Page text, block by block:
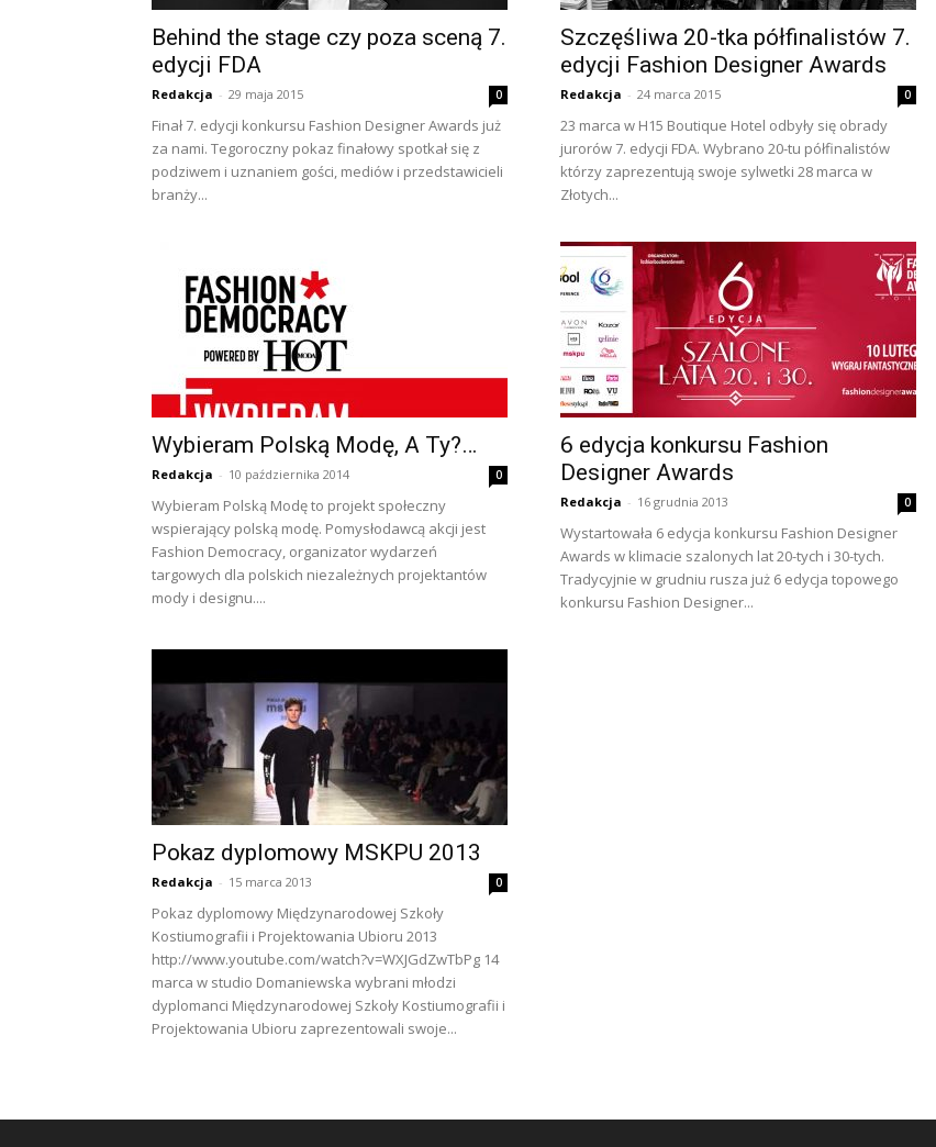
Behind the stage czy poza sceną 7.
edycji FDA
Redakcja - 29 maja 2015 0
Finał 7. edycji konkursu Fashion Designer Awards już
za nami. Tegoroczny pokaz finałowy spotkał się z
podziwem i uznaniem gości, mediów i przedstawicieli
branży...
Szczęśliwa 20-tka półfinalistów 7.
edycji Fashion Designer Awards
Redakcja - 24 marca 2015 0
23 marca w H15 Boutique Hotel odbyły się obrady
jurorów 7. edycji FDA. Wybrano 20-tu półfinalistów
którzy zaprezentują swoje sylwetki 28 marca w
Złotych...
Wybieram Polską Modę, A Ty?…
Redakcja - 10 października 2014 0
Wybieram Polską Modę to projekt społeczny
wspierający polską modę. Pomysłodawcą akcji jest
Fashion Democracy, organizator wydarzeń
targowych dla polskich niezależnych projektantów
mody i designu....
6 edycja konkursu Fashion
Designer Awards
Redakcja - 16 grudnia 2013 0
Wystartowała 6 edycja konkursu Fashion Designer
Awards w klimacie szalonych lat 20-tych i 30-tych.
Tradycyjnie w grudniu rusza już 6 edycja topowego
konkursu Fashion Designer...
Pokaz dyplomowy MSKPU 2013
Redakcja - 15 marca 2013 0
Pokaz dyplomowy Międzynarodowej Szkoły
Kostiumografii i Projektowania Ubioru 2013
http://www.youtube.com/watch?v=WXJGdZwTbPg 14
marca w studio Domaniewska wybrani młodzi
dyplomanci Międzynarodowej Szkoły Kostiumografii i
Projektowania Ubioru zaprezentowali swoje...